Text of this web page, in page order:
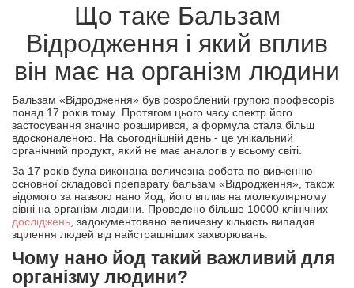
Що таке Бальзам
Відродження і який вплив
він має на організм людини
Бальзам «Відродження» був розроблений групою професорів
понад 17 років тому . Протягом цього часу спектр його
застосування значно розширився , а формула стала більш
вдосконаленою. На сьогоднішній день - це унікальний
органічний продукт, який не має аналогів у всьому світі.
За 17 років була виконана величезна робота по вивченню
основної складової препарату бальзам «Відродження» також
відомого за назвою нано йод, його вплив на молекулярному
рівні на організм людини. Проведено більше 10000 клінічних
досліджень , задокументовано величезну кількість випадків
зцілення людей від найстрашніших захворювань.
Чому нано йод такий важливий для
організму людини?